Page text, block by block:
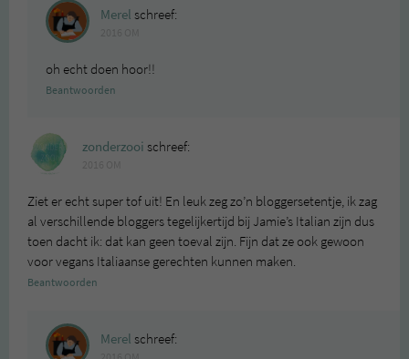
Merel schreef:
oh echt doen hoor!!
Beantwoorden
zonderzooi schreef:
Ziet er echt super tof uit! En leuk zeg zo’n bloggersetentje, ik zag
al verschillende bloggers tegelijkertijd bij Jamie’s Italian zijn dus
toen dacht ik: dat kan geen toeval zijn. Fijn dat ze ook gewoon
voor vegans Italiaanse gerechten kunnen maken.
Beantwoorden
Merel schreef: